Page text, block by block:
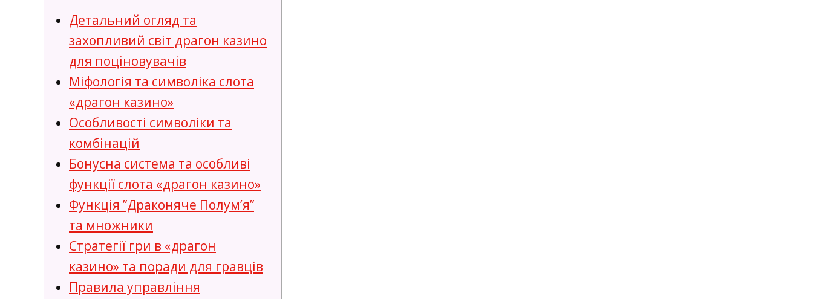
Детальний огляд та
захопливий світ драгон казино
для поціновувачів
Міфологія та символіка слота
«драгон казино»
Особливості символіки та
комбінацій
Бонусна система та особливі
функції слота «драгон казино»
Функція ”Драконяче Полум’я”
та множники
Стратегії гри в «драгон
казино» та поради для гравців
Правила управління